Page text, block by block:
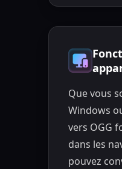
Que vous
Windows
vers OGG
dans les
pouvez